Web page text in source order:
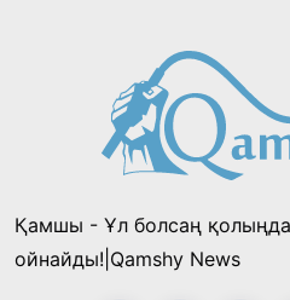
Қамшы - Ұл болсаң
ойнайды!|Qamshy News